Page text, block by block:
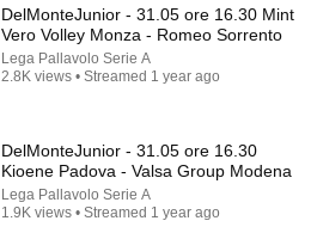
Campione! | Highlights Finale
2025 vs Ravenna
• 1.7K views
DelMonteJunior - 31.05 ore 16.30 Mint
Vero Volley Monza - Romeo Sorrento
Lega Pallavolo Serie A
2.8K views • Streamed 1 year ago
DelMonteJunior - 31.05 ore 16.30
Kioene Padova - Valsa Group Modena
Lega Pallavolo Serie A
1.9K views • Streamed 1 year ago